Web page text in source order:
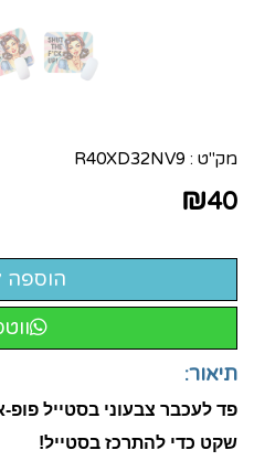
מק"ט : R40XD32NV9
₪40
תיאור:
פד לעכבר צבעוני בסטייל
שקט כדי להתרכז בסטייל!